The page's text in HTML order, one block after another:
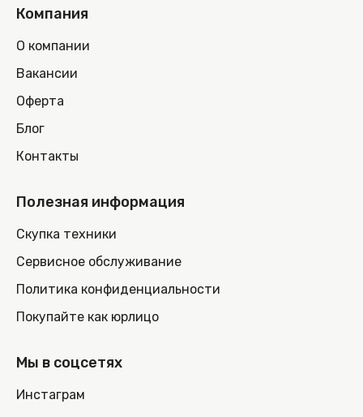
Компания
О компании
Вакансии
Оферта
Блог
Контакты
Полезная информация
Скупка техники
Сервисное обслуживание
Политика конфиденциальности
Покупайте как юрлицо
Мы в соцсетях
Инстаграм